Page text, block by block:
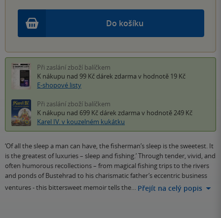
Do košíku
Při zaslání zboží balíčkem
K nákupu nad 99 Kč dárek zdarma v hodnotě 19 Kč
E-shopové listy
Při zaslání zboží balíčkem
K nákupu nad 699 Kč dárek zdarma v hodnotě 249 Kč
Karel IV. v kouzelném kukátku
‘Of all the sleep a man can have, the fisherman’s sleep is the sweetest. It
is the greatest of luxuries – sleep and fishing.’ Through tender, vivid, and
often humorous recollections – from magical fishing trips to the rivers
and ponds of Bustehrad to his charismatic father’s eccentric business
ventures - this bittersweet memoir tells the… Přejít na celý popis